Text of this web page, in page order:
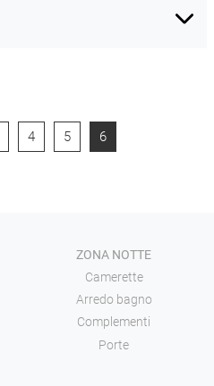
4 5 6
ZONA NOTTE
Camerette
Arredo bagno
Complementi
Porte